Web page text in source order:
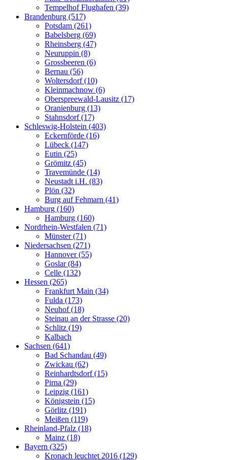
Tempelhof Flughafen (39)
Brandenburg (517)
Potsdam (261)
Babelsberg (69)
Rheinsberg (47)
Neuruppin (8)
Grossbeeren (6)
Bernau (56)
Woltersdorf (10)
Kleinmachnow (6)
Oberspreewald-Lausitz (17)
Oranienburg (13)
Stahnsdorf (17)
Schleswig-Holstein (403)
Eckernförde (16)
Lübeck (147)
Eutin (25)
Grömitz (45)
Travemünde (14)
Neustadt i.H. (83)
Plön (32)
Burg auf Fehmarn (41)
Hamburg (160)
Hamburg (160)
Nordrhein-Westfalen (71)
Münster (71)
Niedersachsen (271)
Hannover (55)
Goslar (84)
Celle (132)
Hessen (265)
Frankfurt Main (34)
Fulda (173)
Neuhof (18)
Steinau an der Strasse (20)
Schlitz (19)
Kalbach
Sachsen (641)
Bad Schandau (49)
Zwickau (62)
Reinhardtsdorf (15)
Pirna (29)
Leipzig (161)
Königstein (15)
Görlitz (191)
Meißen (119)
Rheinland-Pfalz (18)
Mainz (18)
Bayern (325)
Kronach leuchtet 2016 (129)